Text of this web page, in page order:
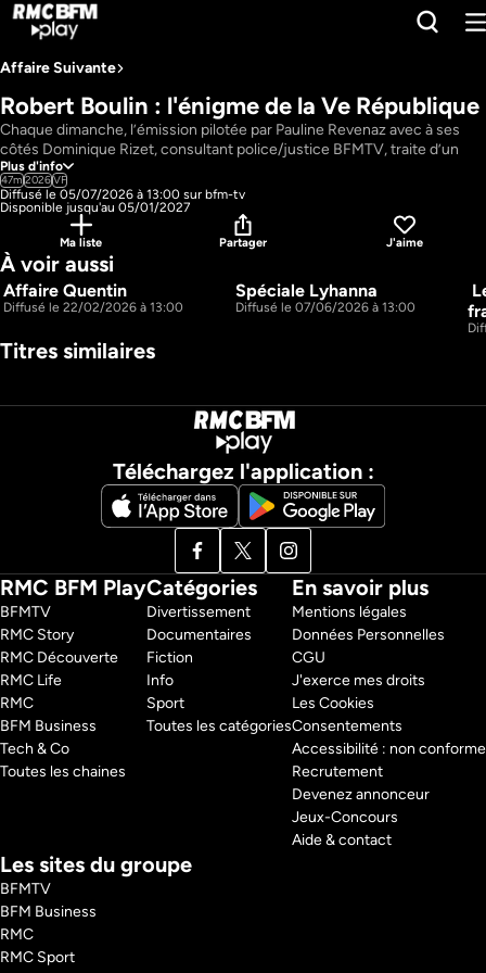
Affaire Suivante
Robert Boulin : l'énigme de la Ve République
Chaque dimanche, l’émission pilotée par Pauline Revenaz avec à ses
côtés Dominique Rizet, consultant police/justice BFMTV, traite d’un
événement majeur de la semaine, ainsi que d’autres affaires qui sont
revenues sur le devant de la scène.
Pays : France
Présentateur :
Dominique Rizet, Pauline Revenaz
Plus d'info
47m2026VF
Diffusé le 05/07/2026 à 13:00 sur bfm-tv
Disponible jusqu'au 05/01/2027
Ma liste Partager J'aime
À voir aussi
Affaire Quentin
Diffusé le 22/02/2026 à 13:00
Spéciale Lyhanna
Diffusé le 07/06/2026 à 13:00
Titres similaires
Téléchargez l'application :
RMC BFM Play
BFMTV
RMC Story
RMC Découverte
RMC Life
RMC
BFM Business
Tech & Co
Toutes les chaines
Catégories
Divertissement
Documentaires
Fiction
Info
Sport
Toutes les catégories
En savoir plus
Mentions légales
Données Personnelles
CGU
J'exerce mes droits
Les Cookies
Consentements
Accessibilité : non conforme
Recrutement
Devenez annonceur
Jeux-Concours
Aide & contact
Les sites du groupe
BFMTV
BFM Business
RMC
RMC Sport